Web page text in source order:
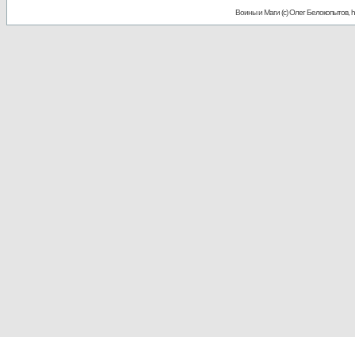
Воины и Маги (c) Олег Белокопытов,